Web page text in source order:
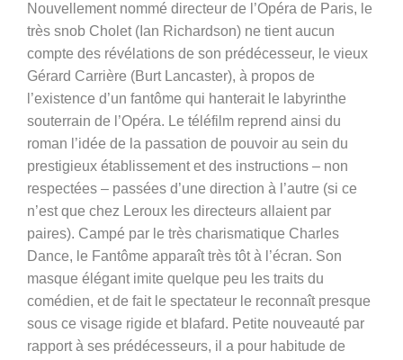
Nouvellement nommé directeur de l’Opéra de Paris, le
très snob Cholet (Ian Richardson) ne tient aucun
compte des révélations de son prédécesseur, le vieux
Gérard Carrière (Burt Lancaster), à propos de
l’existence d’un fantôme qui hanterait le labyrinthe
souterrain de l’Opéra. Le téléfilm reprend ainsi du
roman l’idée de la passation de pouvoir au sein du
prestigieux établissement et des instructions – non
respectées – passées d’une direction à l’autre (si ce
n’est que chez Leroux les directeurs allaient par
paires). Campé par le très charismatique Charles
Dance, le Fantôme apparaît très tôt à l’écran. Son
masque élégant imite quelque peu les traits du
comédien, et de fait le spectateur le reconnaît presque
sous ce visage rigide et blafard. Petite nouveauté par
rapport à ses prédécesseurs, il a pour habitude de